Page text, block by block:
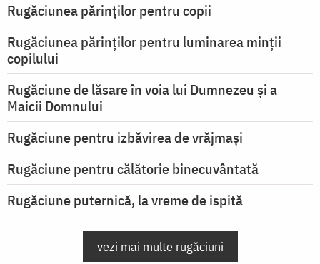
Rugăciunea părinților pentru copii
Rugăciunea părinților pentru luminarea minţii
copilului
Rugăciune de lăsare în voia lui Dumnezeu şi a
Maicii Domnului
Rugăciune pentru izbăvirea de vrăjmași
Rugăciune pentru călătorie binecuvântată
Rugăciune puternică, la vreme de ispită
vezi mai multe rugăciuni